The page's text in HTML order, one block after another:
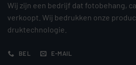
Wij zijn een bedrijf dat fotobehang,
verkoopt. Wij bedrukken onze
druktechnologie.
BEL E-MAIL